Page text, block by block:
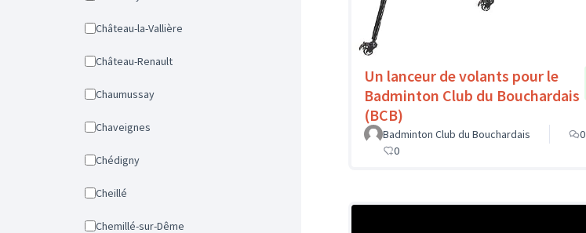
Château-la-Vallière
Château-Renault
Chaumussay
Chaveignes
Chédigny
Cheillé
Chemillé-sur-Dême
Un lanceur de volants pour le
Badminton Club du Bouchardais
(BCB)
Badminton Club du Bouchardais
0
0